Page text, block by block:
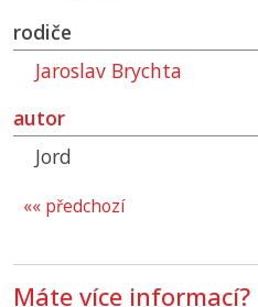
rodiče
Jaroslav Brychta
autor
Jord
«« předchozí
Máte více informací?